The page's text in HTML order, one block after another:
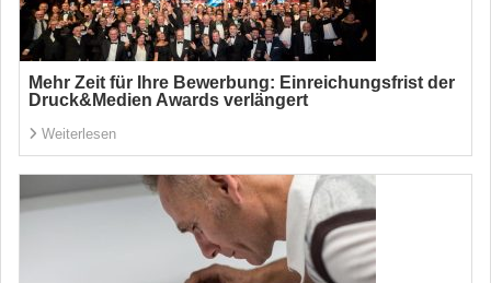
Mehr Zeit für Ihre Bewerbung: Einreichungsfrist der
Druck&Medien Awards verlängert
Weiterlesen